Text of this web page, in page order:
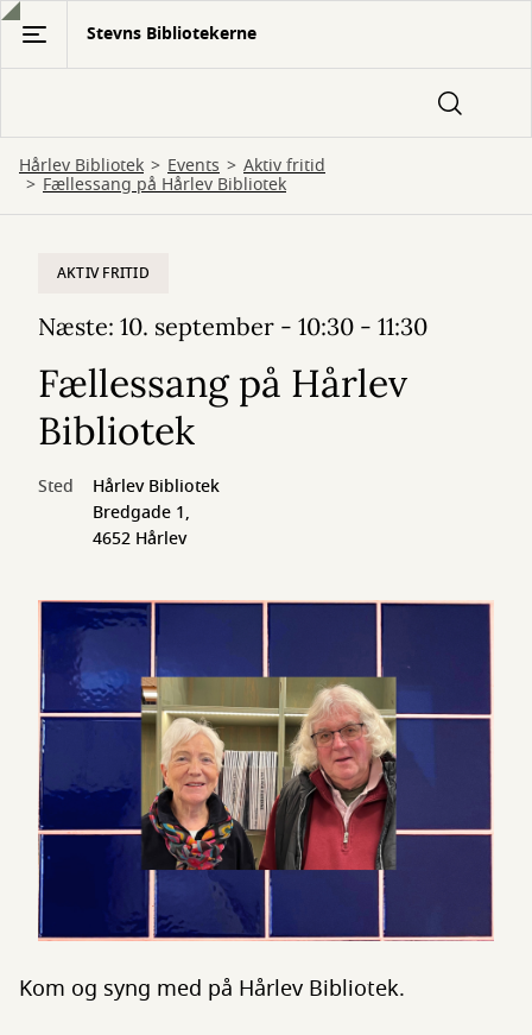
Gå
hovedindhold
Stevns Bibliotekerne
Hårlev Bibliotek Events Aktiv fritid
Fællessang på Hårlev Bibliotek
AKTIV FRITID
Næste: 10. september - 10:30 - 11:30
Fællessang på Hårlev
Bibliotek
Sted
Hårlev Bibliotek
Bredgade 1,
4652 Hårlev
Kom og syng med på Hårlev Bibliotek.